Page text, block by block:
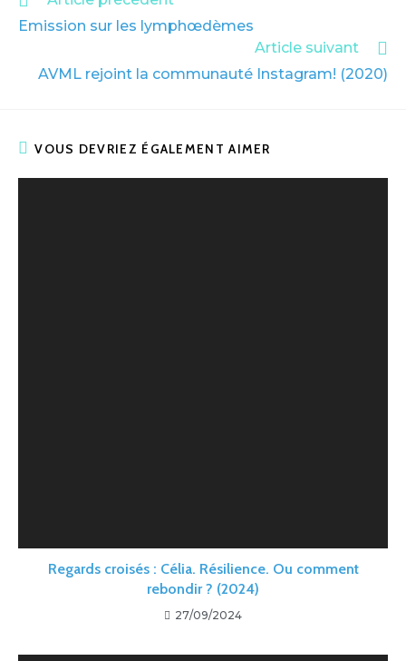
Emission sur les lymphœdèmes
Article suivant
AVML rejoint la communauté Instagram! (2020)
VOUS DEVRIEZ ÉGALEMENT AIMER
Regards croisés : Célia. Résilience. Ou comment
rebondir ? (2024)
27/09/2024